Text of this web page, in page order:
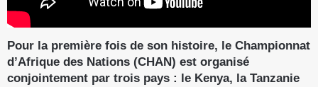
Pour la première fois de son histoire, le Championnat
d’Afrique des Nations (CHAN) est organisé
conjointement par trois pays : le Kenya, la Tanzanie